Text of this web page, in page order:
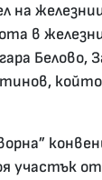
на
в
участък